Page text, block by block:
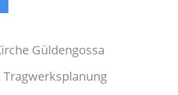
Güldengossa